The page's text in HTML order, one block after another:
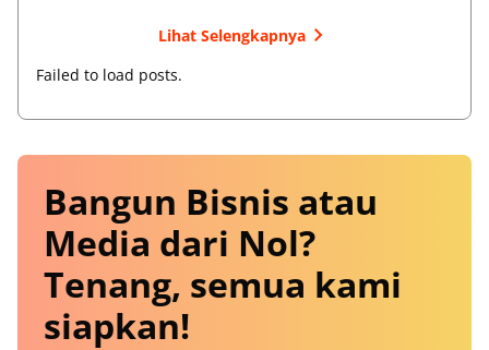
Lihat Selengkapnya
Failed to load posts.
Bangun Bisnis atau
Media dari Nol?
Tenang, semua kami
siapkan!